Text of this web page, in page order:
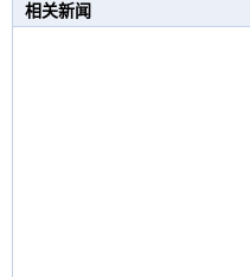
相关新闻